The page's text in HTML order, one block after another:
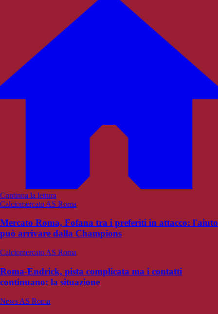
Continua la lettura
Calciomercato AS Roma
Mercato Roma, Fofana tra i preferiti in attacco: l'aiuto
può arrivare dalla Champions
Calciomercato AS Roma
Roma-Endrick, pista complicata ma i contatti
continuano: la situazione
News AS Roma